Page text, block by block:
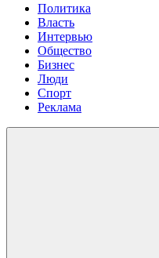
Политика
Власть
Интервью
Общество
Бизнес
Люди
Спорт
Реклама